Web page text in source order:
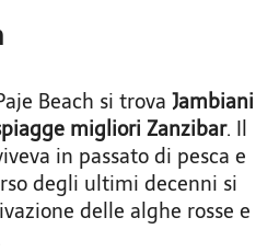
Beach si trova Jambiani
migliori Zanzibar. Il
in passato di pesca e
degli ultimi decenni si
delle alghe rosse e